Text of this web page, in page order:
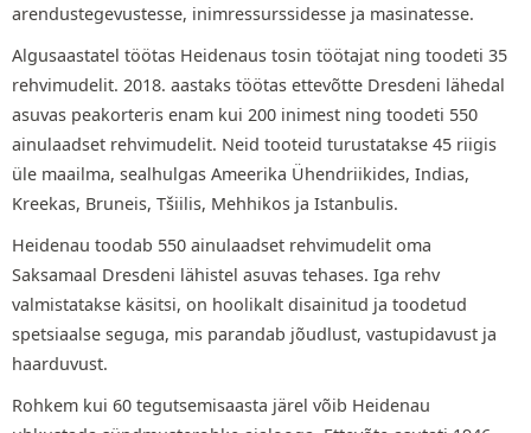
arendustegevustesse, inimressurssidesse ja masinatesse.
Algusaastatel töötas Heidenaus tosin töötajat ning toodeti 35
rehvimudelit. 2018. aastaks töötas ettevõtte Dresdeni lähedal
asuvas peakorteris enam kui 200 inimest ning toodeti 550
ainulaadset rehvimudelit. Neid tooteid turustatakse 45 riigis
üle maailma, sealhulgas Ameerika Ühendriikides, Indias,
Kreekas, Bruneis, Tšiilis, Mehhikos ja Istanbulis.
Heidenau toodab 550 ainulaadset rehvimudelit oma
Saksamaal Dresdeni lähistel asuvas tehases. Iga rehv
valmistatakse käsitsi, on hoolikalt disainitud ja toodetud
spetsiaalse seguga, mis parandab jõudlust, vastupidavust ja
haarduvust.
Rohkem kui 60 tegutsemisaasta järel võib Heidenau